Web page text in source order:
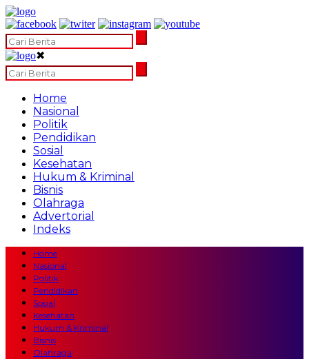
✖
Home
Nasional
Politik
Pendidikan
Sosial
Kesehatan
Hukum & Kriminal
Bisnis
Olahraga
Advertorial
Indeks
Home
Nasional
Politik
Pendidikan
Sosial
Kesehatan
Hukum & Kriminal
Bisnis
Olahraga